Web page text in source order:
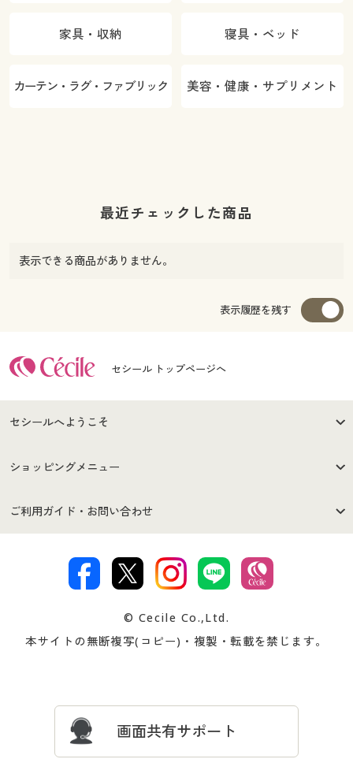
家具・収納 寝具・ベッド
カーテン・ラグ・ファブリック 美容・健康・サプリメント
最近チェックした商品
表示できる商品がありません。
表示履歴を残す
セシール トップページへ
セシールへようこそ
はじめての方へ
セシールご利用規約
著作権・商標について 会社案内
ショッピングメニュー
商品カテゴリ
プレゼント＆キャンペーン サイトマップ
ご利用ガイド・お問い合わせ
交換・返品は お支払は
ついて
忘れの場合
© Cecile Co.,Ltd.
本サイトの無断複写(コピー)・複製・転載を禁じます。
画面共有サポート